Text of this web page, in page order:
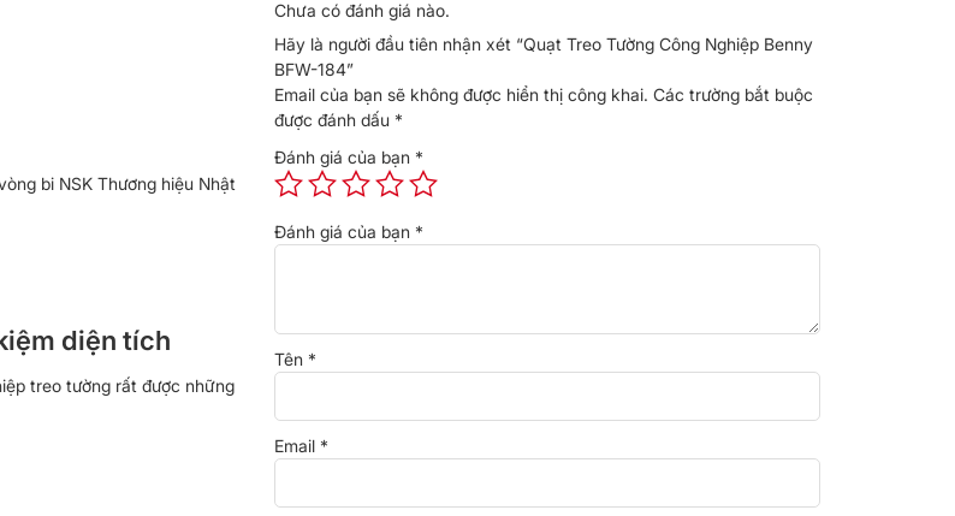
bi NSK Thương hiệu Nhật
diện tích
treo tường rất được những
tiết kiệm được rất nhiều
Chưa có đánh giá nào.
Hãy là người đầu tiên nhận xét “Quạt Treo Tường Công Nghiệp Benny
BFW-184”
Email của bạn sẽ không được hiển thị công khai. Các trường bắt buộc
được đánh dấu *
Đánh giá của bạn *
Đánh giá của bạn *
Tên *
Email *